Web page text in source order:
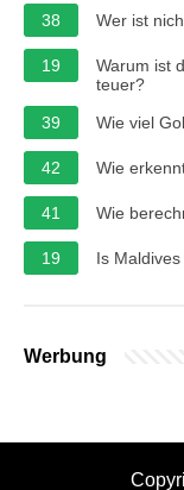
38 Wer ist
19
Warum ist
teuer?
39
Wie viel
42 Wie
41 Wie
19 Is
Werbung